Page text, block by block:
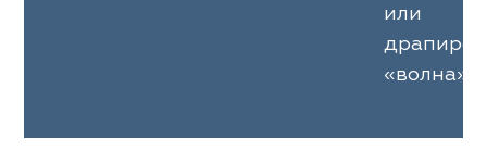
или
«волна».